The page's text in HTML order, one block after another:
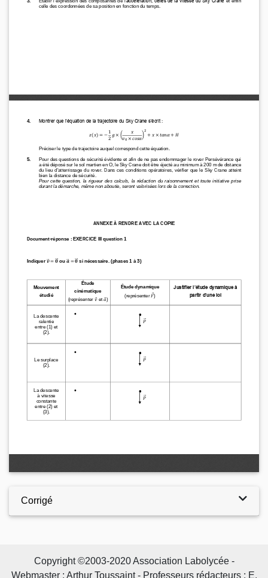
Corrigé
Copyright ©2003-2020 Association Labolycée -
Webmaster : Arthur Toussaint - Professeurs rédacteurs : E.